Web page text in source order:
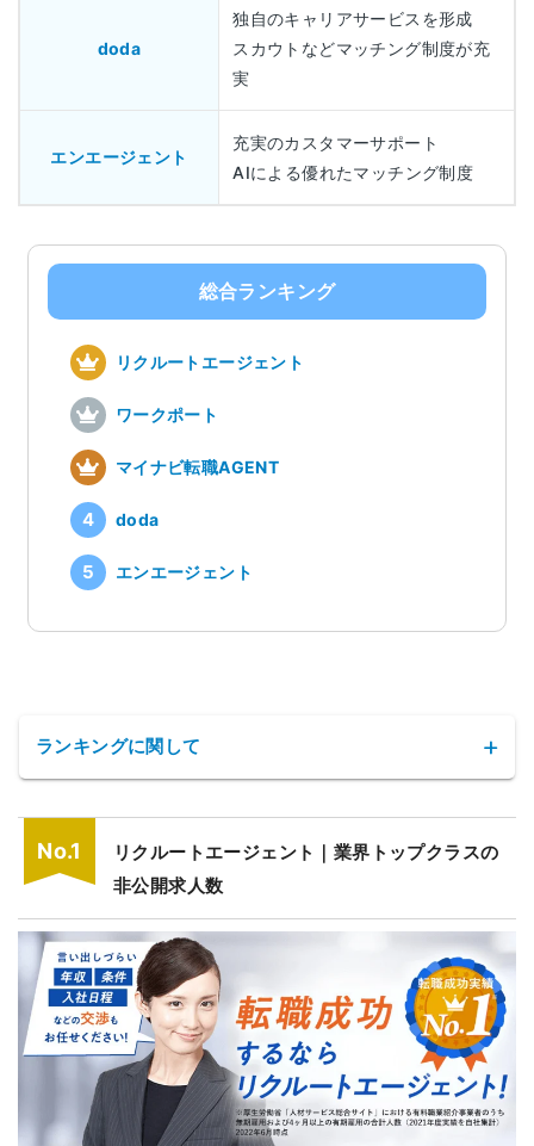
doda
独自のキャリアサービスを形成
スカウトなどマッチング制度が充
実
エンエージェント
充実のカスタマーサポート
AIによる優れたマッチング制度
総合ランキング
リクルートエージェント
ワークポート
マイナビ転職AGENT
doda
エンエージェント
ランキングに関して
リクルートエージェント｜業界トップクラスの
非公開求人数